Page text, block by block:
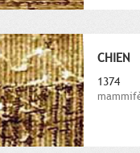
CHIEN
1374